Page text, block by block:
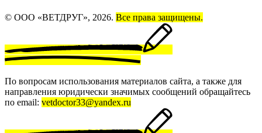
© ООО «ВЕТДРУГ», 2026. Все права защищены.
По вопросам использования материалов сайта, а также для
направления юридически значимых сообщений обращайтесь
по email: vetdoctor33@yandex.ru